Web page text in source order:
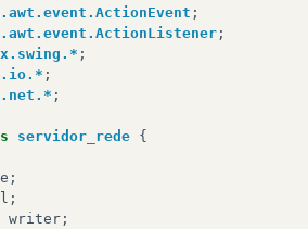
;
;
;
;
;
servidor_rede {
;
;
writer ;